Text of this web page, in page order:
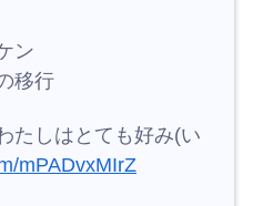
ン
移行
たしはとても好み(い
mPADvxMIrZ